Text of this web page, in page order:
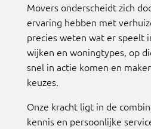
Movers onderscheidt zich
ervaring hebben met
precies weten wat er speelt
wijken en woningtypes, op
snel in actie komen en
keuzes.
Onze kracht ligt in de
kennis en persoonlijke